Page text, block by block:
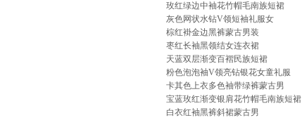
玫红绿边中袖花竹帽毛南族短裙
灰色网状水钻V领短袖礼服女
棕红褂金边黑裤蒙古男装
枣红长袖黑领结女连衣裙
天蓝双层渐变百褶民族短裙
粉色泡泡袖V领亮钻银花女童礼服
卡其色上衣多色袖带绿裤蒙古男
宝蓝玫红渐变银肩花竹帽毛南族短裙
白衣红袖黑裤斜裙蒙古男